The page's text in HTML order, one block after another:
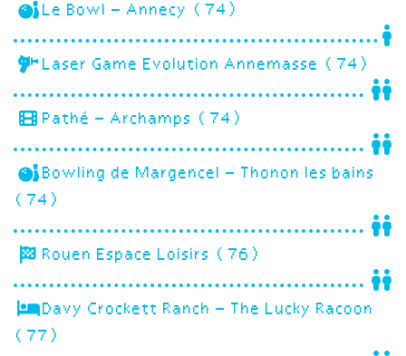
Le Bowl – Annecy (74)
Laser Game Evolution Annemasse (74)
Pathé – Archamps (74)
Bowling de Margencel – Thonon les bains
(74)
Rouen Espace Loisirs (76)
Davy Crockett Ranch – The Lucky Racoon
(77)